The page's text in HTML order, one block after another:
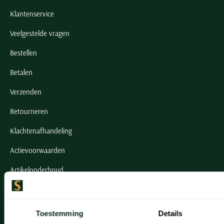
Toestemming Details
Klantenservice
Veelgestelde vragen
Bestellen
Betalen
Verzenden
Retourneren
Klachtenafhandeling
Actievoorwaarden
Artikelonderhoud
Onze winkels